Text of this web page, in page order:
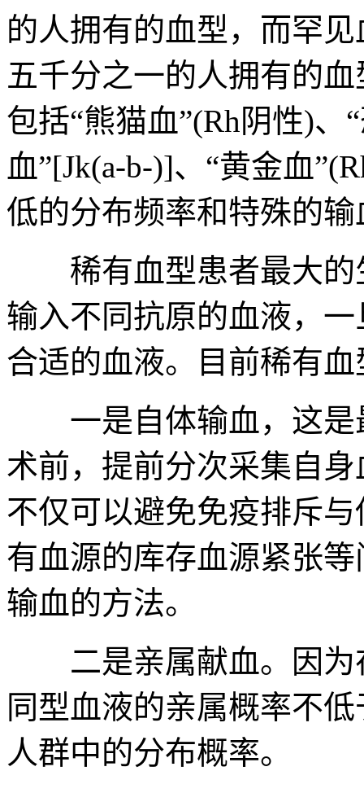
的人拥有的血型，而罕
五千分之一的人拥有的
包括“熊猫血”(Rh阴性)、
血”[Jk(a-b-)]、“黄金血
低的分布频率和特殊的
稀有血型患者最大的
输入不同抗原的血液，
合适的血液。目前稀有
一是自体输血，这是
术前，提前分次采集自
不仅可以避免免疫排斥
有血源的库存血源紧张
输血的方法。
二是亲属献血。因为
同型血液的亲属概率不
人群中的分布概率。